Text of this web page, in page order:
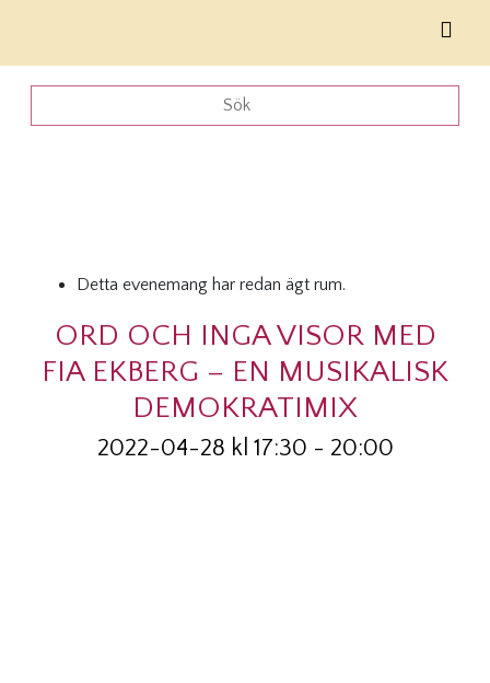
Detta evenemang har redan ägt rum.
ORD OCH INGA VISOR MED
FIA EKBERG – EN MUSIKALISK
DEMOKRATIMIX
2022-04-28 kl 17:30 - 20:00